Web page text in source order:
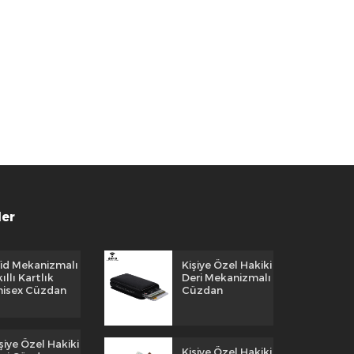
Mekanizmalı
Kartlık
Cüzdan
Özel Hakiki
Kişiye Özel Hakiki
Deri Mekanizmalı
Cüzdan